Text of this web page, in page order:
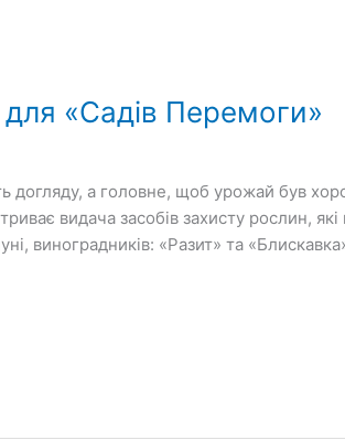
для «Садів Перемоги»
догляду, а головне, щоб урожай був
видача засобів захисту рослин,
виноградників: «Разит» та